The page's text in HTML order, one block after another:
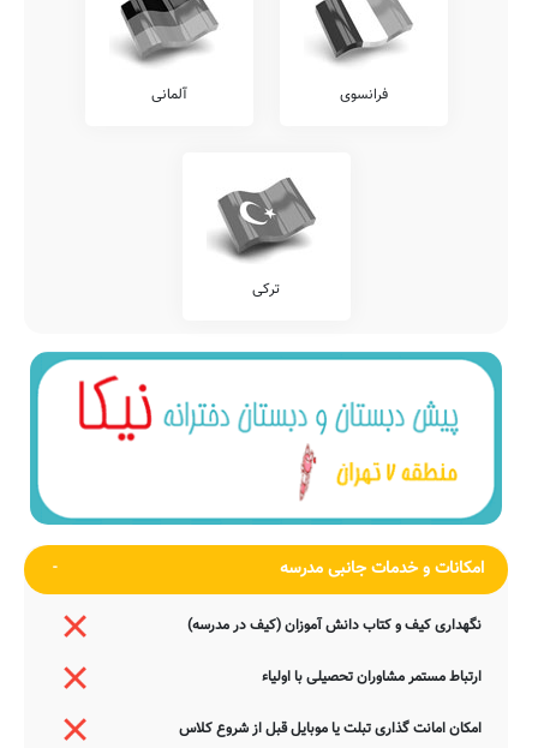
فرانسوی آلمانی
ترکی
امکانات و خدمات جانبی مدرسه
نگهداری کیف و کتاب دانش آموزان (کیف در مدرسه)
ارتباط مستمر مشاوران تحصیلی با اولیاء
امکان امانت گذاری تبلت یا موبایل قبل از شروع کلاس